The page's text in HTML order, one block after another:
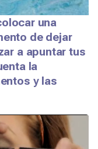
una
de dejar
a apuntar tus
la
y las